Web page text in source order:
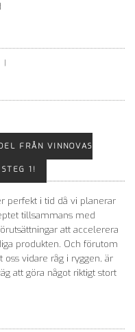
|
FRÅN VINNOVAS
1!
perfekt i tid då vi planerar
tillsammans med
att accelerera
produkten. Och förutom
oss vidare råg i ryggen, är
att göra något riktigt stort